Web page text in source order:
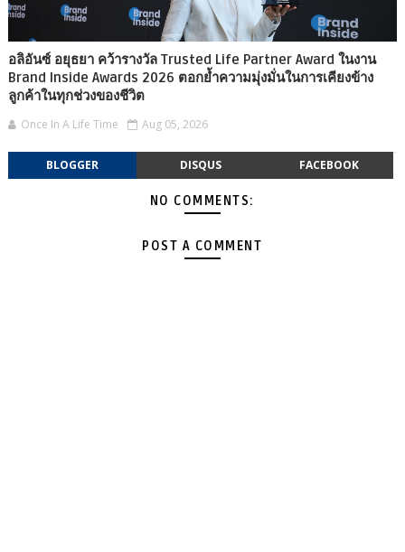
อลิอันซ์ อยุธยา คว้ารางวัล Trusted Life Partner Award ในงาน
Brand Inside Awards 2026 ตอกย้ำความมุ่งมั่นในการเคียงข้าง
ลูกค้าในทุกช่วงของชีวิต
Once In A Life Time Aug 05, 2026
BLOGGER DISQUS FACEBOOK
NO COMMENTS:
POST A COMMENT